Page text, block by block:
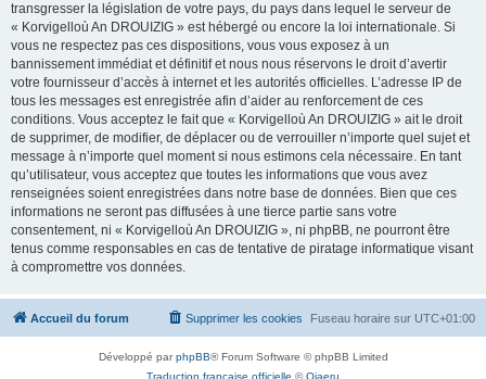
transgresser la législation de votre pays, du pays dans lequel le serveur de
« Korvigelloù An DROUIZIG » est hébergé ou encore la loi internationale. Si
vous ne respectez pas ces dispositions, vous vous exposez à un
bannissement immédiat et définitif et nous nous réservons le droit d’avertir
votre fournisseur d’accès à internet et les autorités officielles. L’adresse IP de
tous les messages est enregistrée afin d’aider au renforcement de ces
conditions. Vous acceptez le fait que « Korvigelloù An DROUIZIG » ait le droit
de supprimer, de modifier, de déplacer ou de verrouiller n’importe quel sujet et
message à n’importe quel moment si nous estimons cela nécessaire. En tant
qu’utilisateur, vous acceptez que toutes les informations que vous avez
renseignées soient enregistrées dans notre base de données. Bien que ces
informations ne seront pas diffusées à une tierce partie sans votre
consentement, ni « Korvigelloù An DROUIZIG », ni phpBB, ne pourront être
tenus comme responsables en cas de tentative de piratage informatique visant
à compromettre vos données.
Accueil du forum Fuseau horaire sur UTC+01:00
Supprimer les cookies
Développé parphpBB® Forum Software © phpBB Limited
Traduction française officielle ©Qiaeru